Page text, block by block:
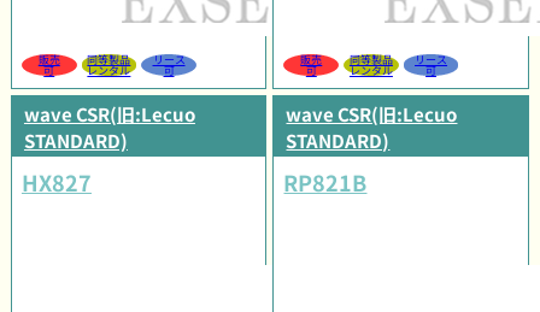
販売
可
同等製品
レンタル
リース
可
販売
可
同等製品
レンタル
リース
可
wave CSR(旧:Lecuo
STANDARD)
HX827
wave CSR(旧:Lecuo
STANDARD)
RP821B